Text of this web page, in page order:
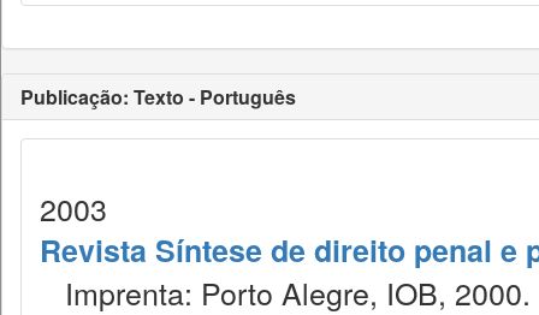
Publicação: Texto - Português
2003
Revista Síntese de direito penal e
Imprenta: Porto Alegre, IOB, 2000.